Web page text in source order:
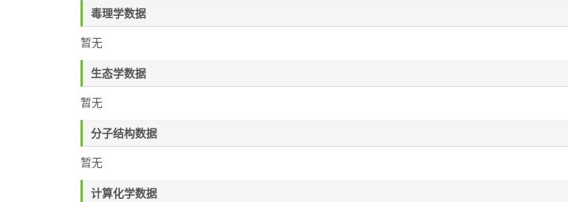
毒理学数据
暂无
生态学数据
暂无
分子结构数据
暂无
计算化学数据